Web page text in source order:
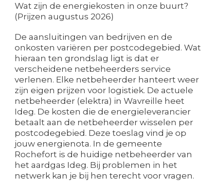
Wat zijn de energiekosten in onze buurt?
(Prijzen augustus 2026)
De aansluitingen van bedrijven en de
onkosten variëren per postcodegebied. Wat
hieraan ten grondslag ligt is dat er
verscheidene netbeheerders service
verlenen. Elke netbeheerder hanteert weer
zijn eigen prijzen voor logistiek. De actuele
netbeheerder (elektra) in Wavreille heet
Ideg. De kosten die de energieleverancier
betaalt aan de netbeheerder wisselen per
postcodegebied. Deze toeslag vind je op
jouw energienota. In de gemeente
Rochefort is de huidige netbeheerder van
het aardgas Ideg. Bij problemen in het
netwerk kan je bij hen terecht voor vragen.